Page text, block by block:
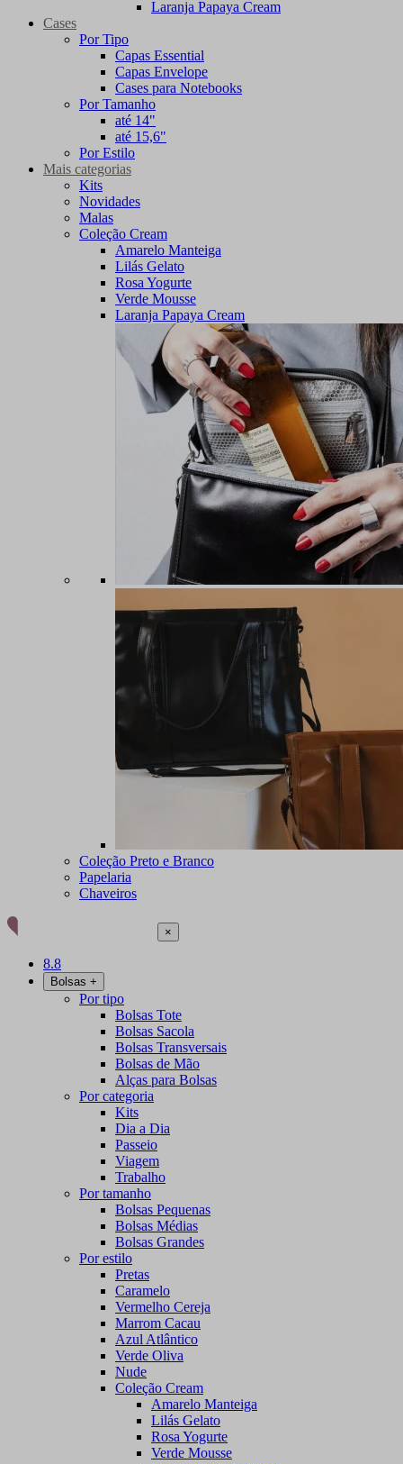
Laranja Papaya Cream
Cases
Por Tipo
Capas Essential
Capas Envelope
Cases para Notebooks
Por Tamanho
até 14"
até 15,6"
Por Estilo
Mais categorias
Kits
Novidades
Malas
Coleção Cream
Amarelo Manteiga
Lilás Gelato
Rosa Yogurte
Verde Mousse
Laranja Papaya Cream
Coleção Preto e Branco
Papelaria
Chaveiros
×
8.8
Bolsas +
Por tipo
Bolsas Tote
Bolsas Sacola
Bolsas Transversais
Bolsas de Mão
Alças para Bolsas
Por categoria
Kits
Dia a Dia
Passeio
Viagem
Trabalho
Por tamanho
Bolsas Pequenas
Bolsas Médias
Bolsas Grandes
Por estilo
Pretas
Caramelo
Vermelho Cereja
Marrom Cacau
Azul Atlântico
Verde Oliva
Nude
Coleção Cream
Amarelo Manteiga
Lilás Gelato
Rosa Yogurte
Verde Mousse